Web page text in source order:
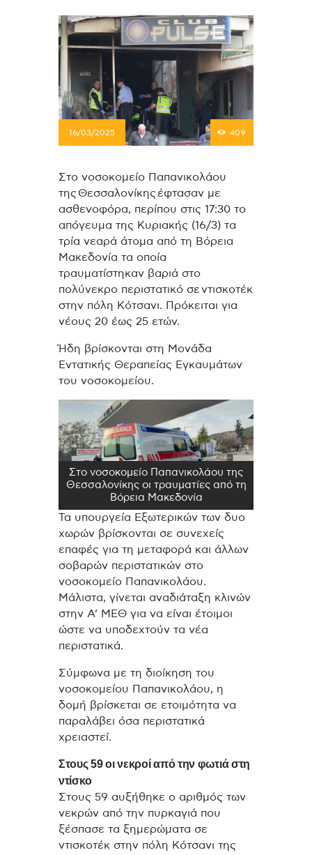
16/03/2025 409
Στο νοσοκομείο Παπανικολάου
της Θεσσαλονίκης έφτασαν με
ασθενοφόρα, περίπου στις 17:30 το
απόγευμα της Κυριακής (16/3) τα
τρία νεαρά άτομα από τη Βόρεια
Μακεδονία τα οποία
τραυματίστηκαν βαριά στο
πολύνεκρο περιστατικό σε ντισκοτέκ
στην πόλη Κότσανι. Πρόκειται για
νέους 20 έως 25 ετών.
Ήδη βρίσκονται στη Μονάδα
Εντατικής Θεραπείας Εγκαυμάτων
του νοσοκομείου.
Στο νοσοκομείο Παπανικολάου της
Θεσσαλονίκης οι τραυματίες από τη
Βόρεια Μακεδονία
Τα υπουργεία Εξωτερικών των δυο
χωρών βρίσκονται σε συνεχείς
επαφές για τη μεταφορά και άλλων
σοβαρών περιστατικών στο
νοσοκομείο Παπανικολάου.
Μάλιστα, γίνεται αναδιάταξη κλινών
στην Α’ ΜΕΘ για να είναι έτοιμοι
ώστε να υποδεχτούν τα νέα
περιστατικά.
Σύμφωνα με τη διοίκηση του
νοσοκομείου Παπανικολάου, η
δομή βρίσκεται σε ετοιμότητα να
παραλάβει όσα περιστατικά
χρειαστεί.
Στους 59 οι νεκροί από την φωτιά στη
ντίσκο
Στους 59 αυξήθηκε ο αριθμός των
νεκρών από την πυρκαγιά που
ξέσπασε τα ξημερώματα σε
ντισκοτέκ στην πόλη Κότσανι της